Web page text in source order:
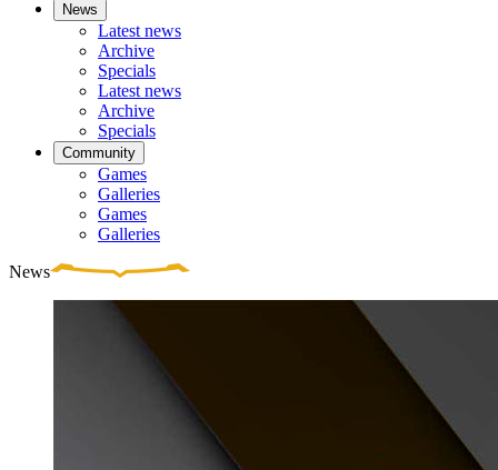
News
Latest news
Archive
Specials
Latest news
Archive
Specials
Community
Games
Galleries
Games
Galleries
News